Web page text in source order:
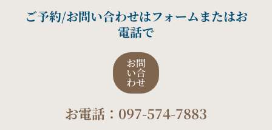
ご予約/お問い合わせはフォームまたはお
電話で
お問
い合
わせ
お電話：097-574-7883